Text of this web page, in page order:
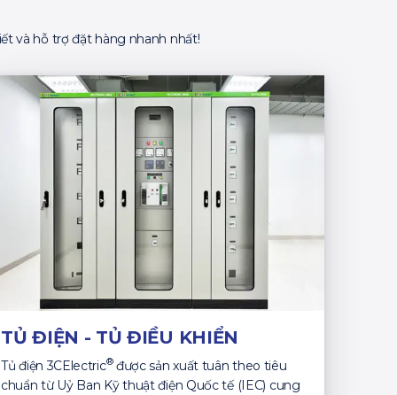
và hỗ trợ đặt hàng nhanh nhất!
TỦ ĐIỆN - TỦ ĐIỀU KHIỂN
Tủ điện 3CElectric®được sản xuất tuân theo tiêu
chuẩn từ Uỷ Ban Kỹ thuật điện Quốc tế (IEC) cung